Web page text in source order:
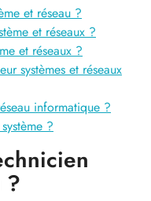
et réseau ?
et réseaux ?
et réseaux ?
systèmes et réseaux
informatique ?
?
?